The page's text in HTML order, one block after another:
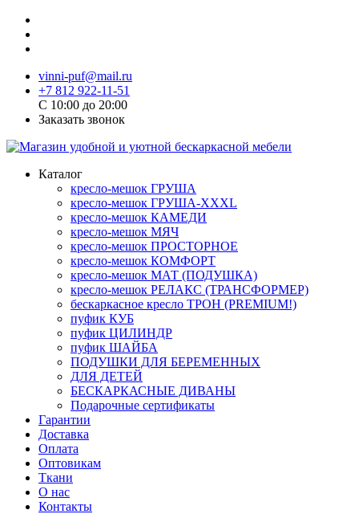
vinni-puf@mail.ru
+7 812 922-11-51
C 10:00 до 20:00
Заказать звонок
Каталог
кресло-мешок ГРУША
кресло-мешок ГРУША-XXXL
кресло-мешок КАМЕДИ
кресло-мешок МЯЧ
кресло-мешок ПРОСТОРНОЕ
кресло-мешок КОМФОРТ
кресло-мешок МАТ (ПОДУШКА)
кресло-мешок РЕЛАКС (ТРАНСФОРМЕР)
бескаркасное кресло ТРОН (PREMIUM!)
пуфик КУБ
пуфик ЦИЛИНДР
пуфик ШАЙБА
ПОДУШКИ ДЛЯ БЕРЕМЕННЫХ
ДЛЯ ДЕТЕЙ
БЕСКАРКАСНЫЕ ДИВАНЫ
Подарочные сертификаты
Гарантии
Доставка
Оплата
Оптовикам
Ткани
О нас
Контакты